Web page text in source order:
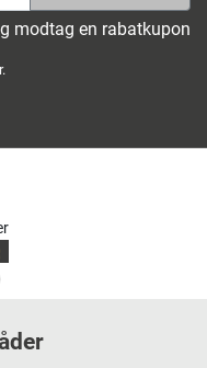
modtag en rabatkupon